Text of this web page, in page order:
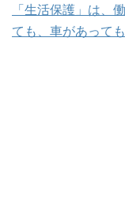
「生活保護」は、
ても、車があって